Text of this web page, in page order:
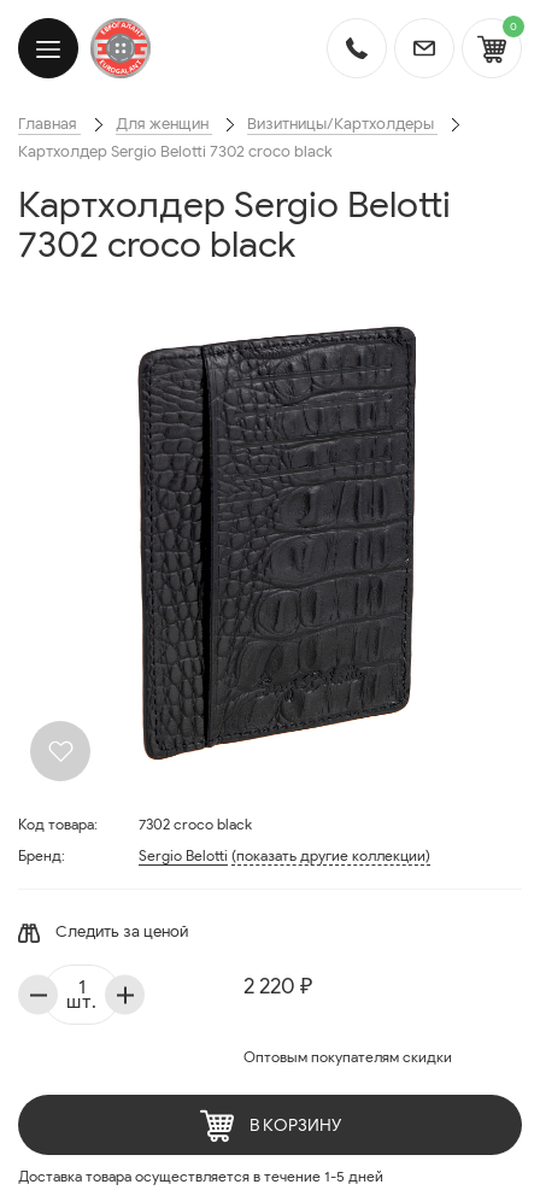
0
Главная Для женщин
Визитницы/Картхолдеры
Картхолдер Sergio Belotti 7302 croco black
Картхолдер Sergio Belotti
7302 croco black
Код товара:
7302 croco black
Бренд:
Sergio Belotti (показать другие коллекции)
Следить за ценой
2 220 ₽
Оптовым покупателям скидки
шт.
В КОРЗИНУ
Доставка товара осуществляется в течение 1-5 дней